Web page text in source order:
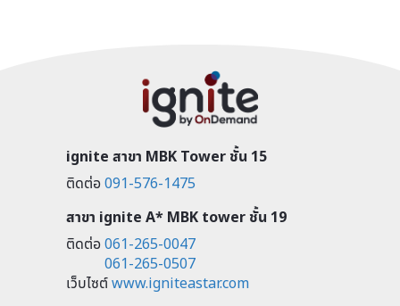
ignite สาขา MBK Tower ชั้น 15
ติดต่อ091-576-1475
สาขา ignite A* MBK tower ชั้น 19
ติดต่อ061-265-0047
061-265-0507
เว็บไซต์www.igniteastar.com